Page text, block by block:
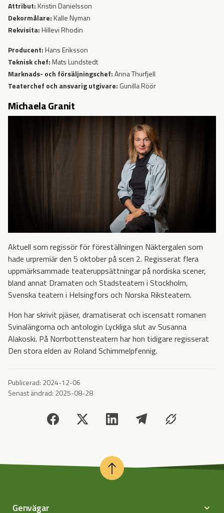
Attribut:Kristin Danielsson
Dekormålare:Kalle Nyman
Rekvisita:Hillevi Rhodin
Producent:Hans Eriksson
Teknisk chef:Mats Lundstedt
Marknads- och försäljningschef:Anna Thurfjell
Teaterchef och ansvarig utgivare: Gunilla Röör
Michaela Granit
Aktuell som regissör för föreställningen Näktergalen som
hade urpremiär den 5 oktober på scen 2. Regisserat flera
uppmärksammade teateruppsättningar på nordiska scener,
bland annat Dramaten och Stadsteatern i Stockholm,
Svenska teatern i Helsingfors och Norska Riksteatern.
Hon har skrivit pjäser, dramatiserat och iscensatt romanen
Svinalängorna och antologin Lyckliga slut av Susanna
Alakoski. På Norrbottensteatern har hon tidigare regisserat
Den stora elden av Roland Schimmelpfennig.
Publicerad: 2024-12-06
Senast ändrad: 2025-08-28
Genvägar